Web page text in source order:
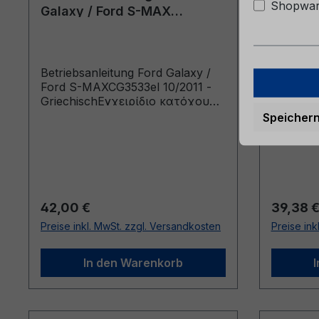
Galaxy / Ford S-MAX
Betriebsanleitung Ford Galaxy /
Ford S-MAXCG3533el 10/2011 -
GriechischΕγχειρίδιο κατόχου
Regulärer Preis:
42,00 €
Preise inkl. MwSt. zzgl. Versandkosten
In den Warenkorb
Galaxy
Ford
4/2/
έως:
39,38 €
Preise
Speichern